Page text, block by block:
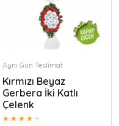
Aynı Gün Teslimat
Kırmızı Beyaz
Gerbera İki Katlı
Çelenk